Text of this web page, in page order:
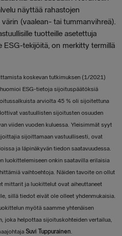
näyttää rahastojen
(vaalean- tai tummanvihreä).
tuotteille asetettuja
ESG-tekijöitä, on merkitty termillä
koskevan tutkimuksen (1/2021)
ESG-tietoja sijoituspäätöksiä
arviolta 45 % oli sijoitettuna
vastuullisten sijoitusten osuuden
viiden vuoden kuluessa. Yleisimmät syyt
sijoittamaan vastuullisesti, ovat
ja läpinäkyvän tiedon saatavuudessa.
luokittelemiseen onkin saatavilla erilaisia
vaihtoehtoja. Näiden tavoite on ollut
mittarit ja luokittelut ovat aiheuttaneet
sillä tiedot eivät ole olleet yhdenmukaisia.
myötä saamme yhtenäisen
joka helpottaa sijoituskohteiden vertailua,
Suvi Tuppurainen.